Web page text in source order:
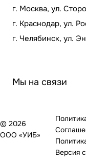
г. Москва, ул.
г. Краснодар, ул.
г. Челябинск, ул.
Мы на связи
© 2026
ООО «УИБ»
Версия